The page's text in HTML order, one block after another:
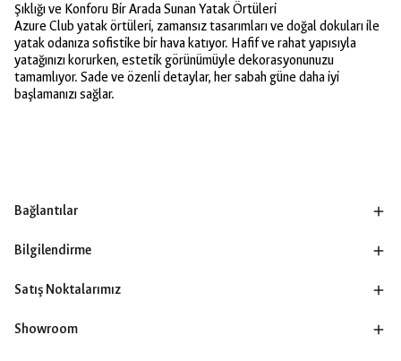
Şıklığı ve Konforu Bir Arada Sunan Yatak Örtüleri
Azure Club yatak örtüleri, zamansız tasarımları ve doğal dokuları ile
yatak odanıza sofistike bir hava katıyor. Hafif ve rahat yapısıyla
yatağınızı korurken, estetik görünümüyle dekorasyonunuzu
tamamlıyor. Sade ve özenli detaylar, her sabah güne daha iyi
başlamanızı sağlar.
Bağlantılar
Bilgilendirme
Satış Noktalarımız
Showroom